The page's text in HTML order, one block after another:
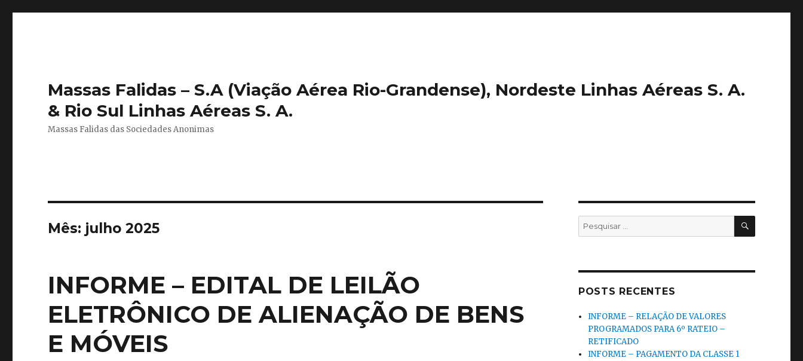
Massas Falidas – S.A (Viação Aérea Rio-Grandense), Nordeste Linhas Aéreas S. A.
& Rio Sul Linhas Aéreas S. A.
Massas Falidas das Sociedades Anonimas
Mês: julho 2025
INFORME – EDITAL DE LEILÃO
ELETRÔNICO DE ALIENAÇÃO DE BENS
E MÓVEIS
POSTS RECENTES
INFORME – RELAÇÃO DE VALORES
PROGRAMADOS PARA 6º RATEIO –
RETIFICADO
INFORME – PAGAMENTO DA CLASSE 1